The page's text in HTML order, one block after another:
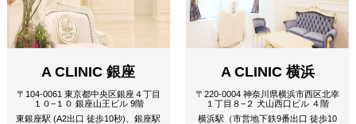
A CLINIC 銀座
〒104-0061 東京都中央区銀座４丁目
１０−１０ 銀座山王ビル 9階
東銀座駅 (A2出口 徒歩10秒)、銀座駅
A CLINIC 横浜
〒220-0004 神奈川県横浜市西区北幸
１丁目８−２ 犬山西口ビル ４階
横浜駅（市営地下鉄9番出口 徒歩10